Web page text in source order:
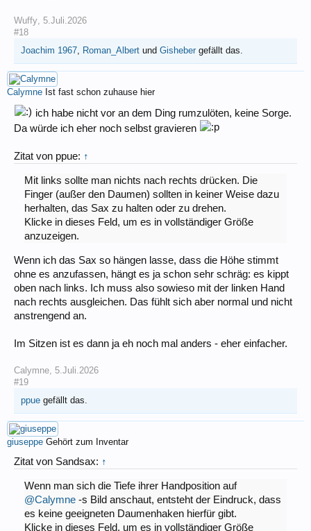
Wuffy 5.Juli.2026
#18
Joachim 1967 Roman_Albert und Gisheber gefällt das.
Calymne Ist fast schon zuhause hier
ich habe nicht vor an dem Ding rumzulöten, keine Sorge.
Da würde ich eher noch selbst gravieren
Zitat von ppue: ↑
Mit links sollte man nichts nach rechts drücken. Die
Finger (außer den Daumen) sollten in keiner Weise dazu
herhalten, das Sax zu halten oder zu drehen.
Klicke in dieses Feld, um es in vollständiger Größe
anzuzeigen.
Wenn ich das Sax so hängen lasse, dass die Höhe stimmt
ohne es anzufassen, hängt es ja schon sehr schräg: es kippt
oben nach links. Ich muss also sowieso mit der linken Hand
nach rechts ausgleichen. Das fühlt sich aber normal und nicht
anstrengend an.
Im Sitzen ist es dann ja eh noch mal anders - eher einfacher.
Calymne 5.Juli.2026
#19
ppue gefällt das.
giuseppe Gehört zum Inventar
Zitat von Sandsax: ↑
Wenn man sich die Tiefe ihrer Handposition auf
@Calymne-s Bild anschaut, entsteht der Eindruck, dass
es keine geeigneten Daumenhaken hierfür gibt.
Klicke in dieses Feld, um es in vollständiger Größe